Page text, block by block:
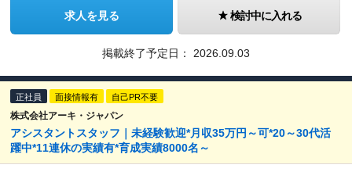
求人を見る 検討中に入れる
掲載終了予定日： 2026.09.03
正社員 面接情報有 自己PR不要
株式会社アーキ・ジャパン
アシスタントスタッフ｜未経験歓迎*月収35万円～可*20～30代活
躍中*11連休の実績有*育成実績8000名～